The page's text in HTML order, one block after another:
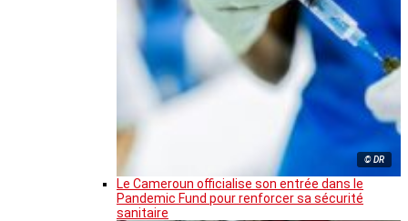
© DR
Le Cameroun officialise son entrée dans le
Pandemic Fund pour renforcer sa sécurité
sanitaire